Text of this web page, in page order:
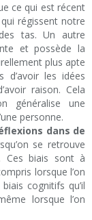
ce qui est récent
régissent notre
tas. Un autre
et possède la
plus apte
d’avoir les idées
raison. Cela
généralise une
personne.
dans de
se retrouve
Ces biais sont à
lorsque l’on
cognitifs qu’il
lorsque l’on